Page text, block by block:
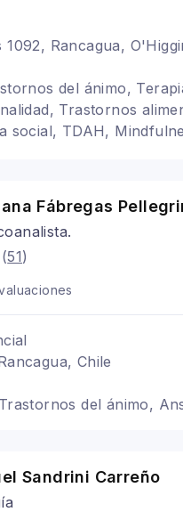
Rancagua,
del ánimo,
Trastornos
social, TDAH,
Fábregas
(51)
Chile
del ánimo,
Sandrini Carreño